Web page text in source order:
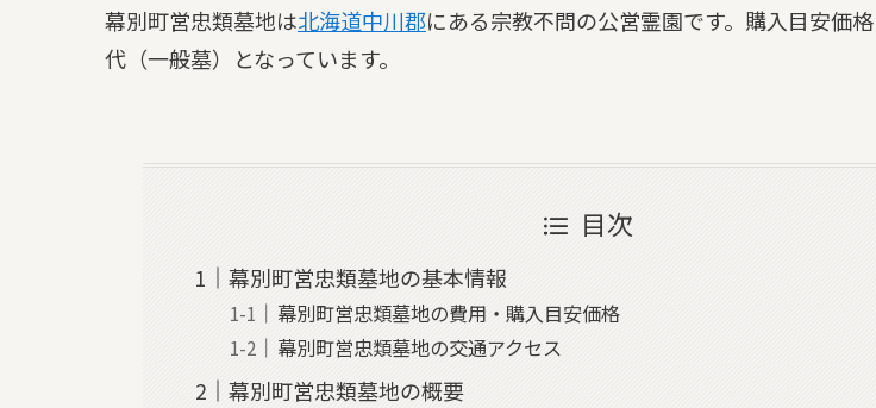
幕別町営忠類墓地は北海道中川郡にある宗教不問の公営霊園です。購入目安価
代（一般墓）となっています。
目次
幕別町営忠類墓地の基本情報
幕別町営忠類墓地の費用・購入目安価格
幕別町営忠類墓地の交通アクセス
幕別町営忠類墓地の概要